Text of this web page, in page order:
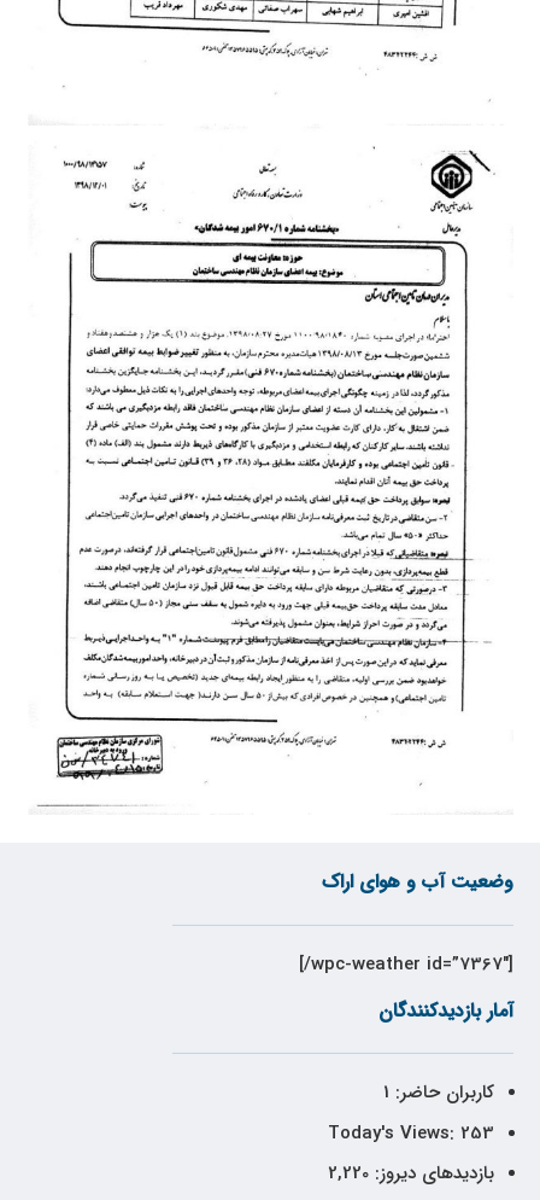
وضعیت آب و هوای اراک
[wpc-weather id=”7367″/]
آمار بازدیدکنندگان
کاربران حاضر: 1
Today's Views: 253
بازدیدهای دیروز:2,220